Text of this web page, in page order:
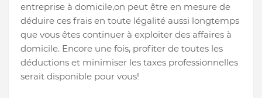
entreprise à domicile,on peut être en mesure de
déduire ces frais en toute légalité aussi longtemps
que vous êtes continuer à exploiter des affaires à
domicile. Encore une fois, profiter de toutes les
déductions et minimiser les taxes professionnelles
serait disponible pour vous!